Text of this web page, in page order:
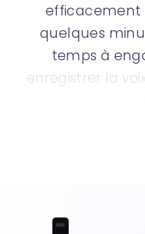
efficacement
quelques
temps à
enregistrer la